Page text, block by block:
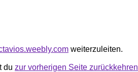
weiterzuleiten.
du zur vorherigen Seite zurückkehren